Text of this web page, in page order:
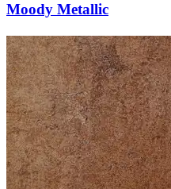
Moody Metallic